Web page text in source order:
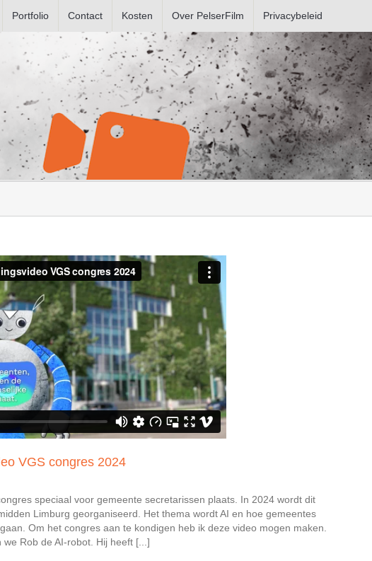
Portfolio Contact Kosten Over PelserFilm Privacybeleid
VGS congres 2024
speciaal voor gemeente secretarissen plaats. In 2024 wordt dit
Limburg georganiseerd. Het thema wordt AI en hoe gemeentes
Om het congres aan te kondigen heb ik deze video mogen maken.
Rob de AI-robot. Hij heeft [...]